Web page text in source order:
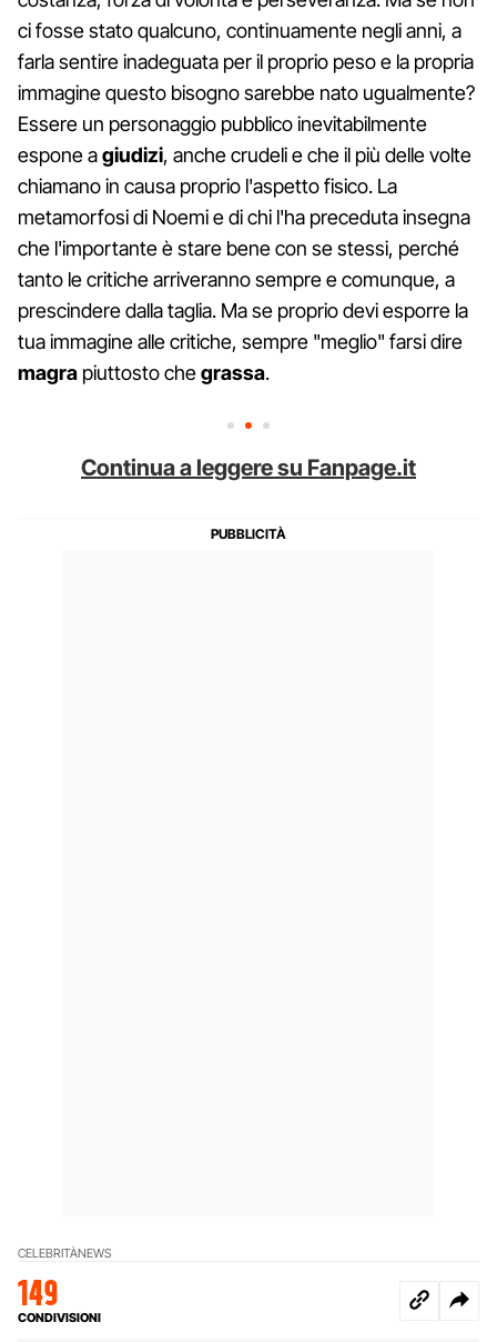
ci fosse stato qualcuno, continuamente negli anni, a
farla sentire inadeguata per il proprio peso e la propria
immagine questo bisogno sarebbe nato ugualmente?
Essere un personaggio pubblico inevitabilmente
espone agiudizi, anche crudeli e che il più delle volte
chiamano in causa proprio l'aspetto fisico. La
metamorfosi di Noemi e di chi l'ha preceduta insegna
che l'importante è stare bene con se stessi, perché
tanto le critiche arriveranno sempre e comunque, a
prescindere dalla taglia. Ma se proprio devi esporre la
tua immagine alle critiche, sempre "meglio" farsi dire
magra piuttosto chegrassa.
Continua a leggere su Fanpage.it
CELEBRITÀNEWS
149
CONDIVISIONI